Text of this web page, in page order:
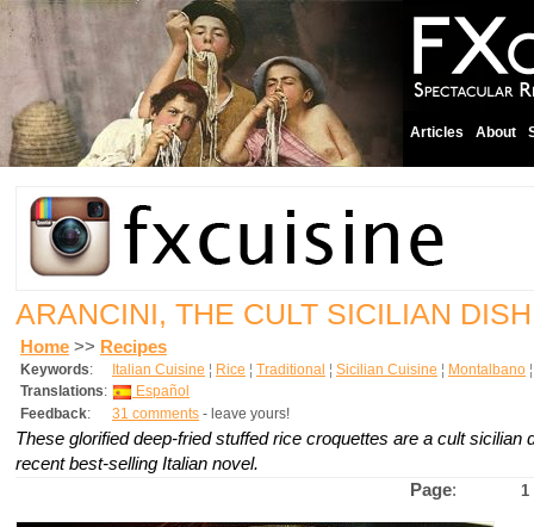
Articles About
ARANCINI, THE CULT SICILIAN DISH
Home >> Recipes
Keywords: Italian Cuisine ¦ Rice ¦ Traditional ¦ Sicilian Cuisine ¦ Montalbano
Translations:
Español
Feedback: 31 comments - leave yours!
These glorified deep-fried stuffed rice croquettes are a cult sicilian
recent best-selling Italian novel.
Page: 1